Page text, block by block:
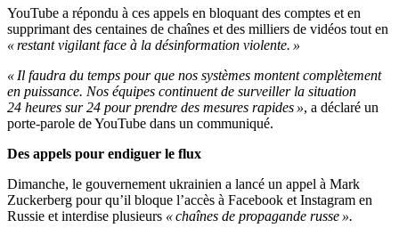
YouTube a répondu à ces appels en bloquant des comptes et en
supprimant des centaines de chaînes et des milliers de vidéos tout en
« restant vigilant face à la désinformation violente. »
« Il faudra du temps pour que nos systèmes montent complètement
en puissance. Nos équipes continuent de surveiller la situation
24 heures sur 24 pour prendre des mesures rapides », a déclaré un
porte-parole de YouTube dans un communiqué.
Des appels pour endiguer le flux
Dimanche, le gouvernement ukrainien a lancé un appel à Mark
Zuckerberg pour qu’il bloque l’accès à Facebook et Instagram en
Russie et interdise plusieurs « chaînes de propagande russe ».